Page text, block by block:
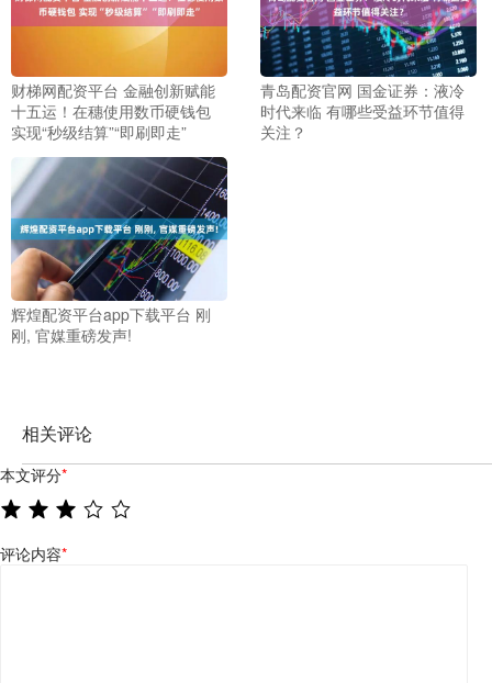
财梯网配资平台 金融创新赋能
十五运！在穗使用数币硬钱包
实现“秒级结算”“即刷即走”
青岛配资官网 国金证券：液冷
时代来临 有哪些受益环节值得
关注？
辉煌配资平台app下载平台 刚
刚, 官媒重磅发声!
相关评论
本文评分*
评论内容*